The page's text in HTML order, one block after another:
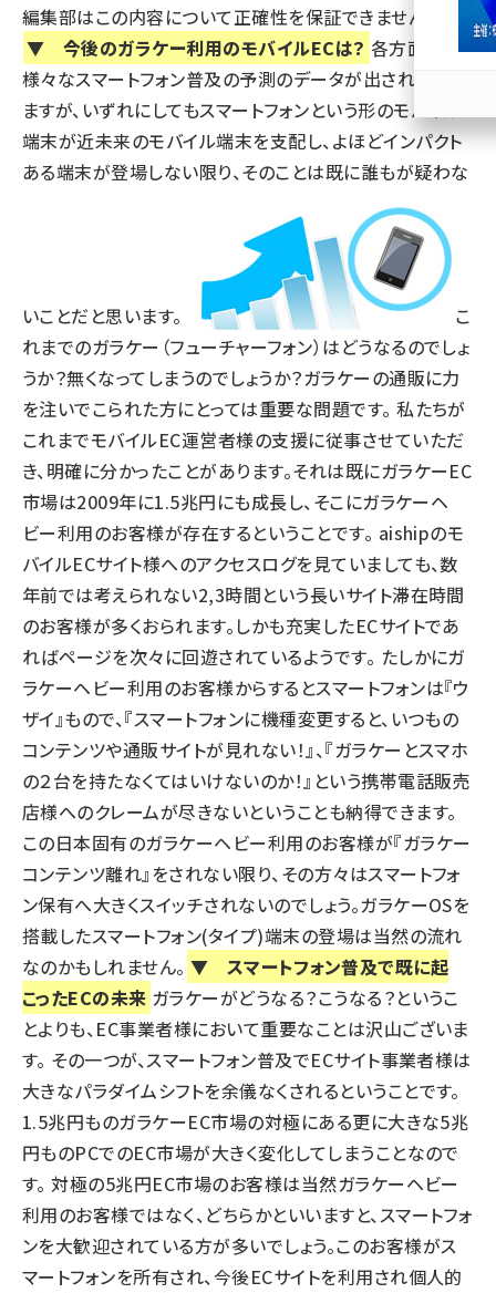
編集部はこの内容について正確性を保証できません。
▼ 今後のガラケー利用のモバイルECは？ 各方面から
様々なスマートフォン普及の予測のデータが出されており
ますが、いずれにしてもスマートフォンという形のモバイル
端末が近未来のモバイル端末を支配し、よほどインパクト
ある端末が登場しない限り、そのことは既に誰もが疑わな
いことだと思います。
こ
れまでのガラケー（フューチャーフォン）はどうなるのでしょ
うか？無くなってしまうのでしょうか？ガラケーの通販に力
を注いでこられた方にとっては重要な問題です。 私たちが
これまでモバイルEC運営者様の支援に従事させていただ
き、明確に分かったことがあります。それは既にガラケーEC
市場は2009年に1.5兆円にも成長し、そこにガラケーヘ
ビー利用のお客様が存在するということです。 aishipのモ
バイルECサイト様へのアクセスログを見ていましても、数
年前では考えられない2,3時間という長いサイト滞在時間
のお客様が多くおられます。しかも充実したECサイトであ
ればページを次々に回遊されているようです。 たしかにガ
ラケーヘビー利用のお客様からするとスマートフォンは『ウ
ザイ』もので、『スマートフォンに機種変更すると、いつもの
コンテンツや通販サイトが見れない！』、『ガラケーとスマホ
の２台を持たなくてはいけないのか！』という携帯電話販売
店様へのクレームが尽きないということも納得できます。
この日本固有のガラケーヘビー利用のお客様が『ガラケー
コンテンツ離れ』をされない限り、その方々はスマートフォ
ン保有へ大きくスイッチされないのでしょう。ガラケーOSを
搭載したスマートフォン(タイプ)端末の登場は当然の流れ
なのかもしれません。 ▼ スマートフォン普及で既に起
こったECの未来 ガラケーがどうなる？こうなる？というこ
とよりも、EC事業者様において重要なことは沢山ございま
す。 その一つが、スマートフォン普及でECサイト事業者様は
大きなパラダイムシフトを余儀なくされるということです。
1.5兆円ものガラケーEC市場の対極にある更に大きな5兆
円ものPCでのEC市場が大きく変化してしまうことなので
す。 対極の5兆円EC市場のお客様は当然ガラケーヘビー
利用のお客様ではなく、どちらかといいますと、スマートフォ
ンを大歓迎されている方が多いでしょう。このお客様がス
マートフォンを所有され、今後ECサイトを利用され個人的